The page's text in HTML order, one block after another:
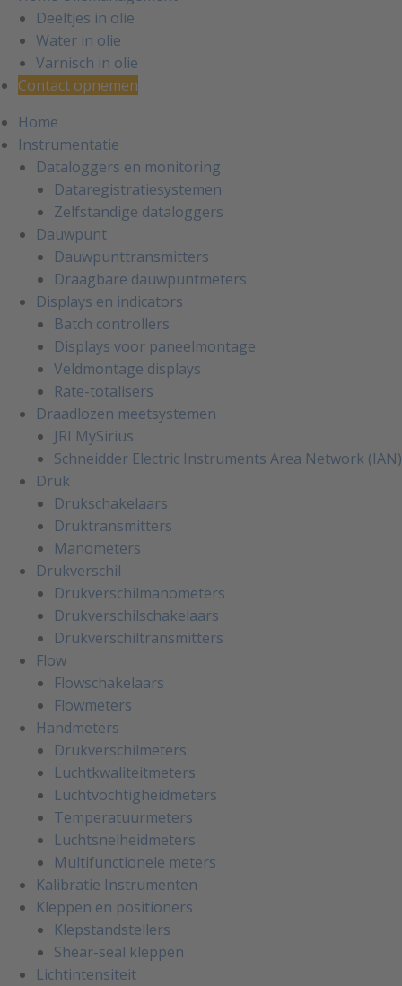
Deeltjes in olie
Water in olie
Varnisch in olie
Contact opnemen
Home
Instrumentatie
Dataloggers en monitoring
Dataregistratiesystemen
Zelfstandige dataloggers
Dauwpunt
Dauwpunttransmitters
Draagbare dauwpuntmeters
Displays en indicators
Batch controllers
Displays voor paneelmontage
Veldmontage displays
Rate-totalisers
Draadlozen meetsystemen
JRI MySirius
Schneidder Electric Instruments Area Network (IAN)
Druk
Drukschakelaars
Druktransmitters
Manometers
Drukverschil
Drukverschilmanometers
Drukverschilschakelaars
Drukverschiltransmitters
Flow
Flowschakelaars
Flowmeters
Handmeters
Drukverschilmeters
Luchtkwaliteitmeters
Luchtvochtigheidmeters
Temperatuurmeters
Luchtsnelheidmeters
Multifunctionele meters
Kalibratie Instrumenten
Kleppen en positioners
Klepstandstellers
Shear-seal kleppen
Lichtintensiteit